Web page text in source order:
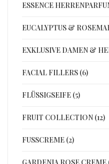
ESSENCE
EUCALYPTUS &
EXKLUSIVE DAMEN &
FACIAL FILLERS (6)
FLÜSSIGSEIFE (5)
FRUIT COLLECTION (12)
FUSSCREME (2)